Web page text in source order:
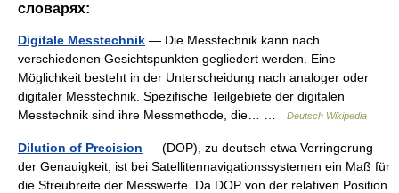
словарях:
Digitale Messtechnik — Die Messtechnik kann nach
verschiedenen Gesichtspunkten gegliedert werden. Eine
Möglichkeit besteht in der Unterscheidung nach analoger oder
digitaler Messtechnik. Spezifische Teilgebiete der digitalen
Messtechnik sind ihre Messmethode, die… …
Deutsch Wikipedia
Dilution of Precision — (DOP), zu deutsch etwa Verringerung
der Genauigkeit, ist bei Satellitennavigationssystemen ein Maß für
die Streubreite der Messwerte. Da DOP von der relativen Position